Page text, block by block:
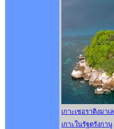
เกาะเชอราติงมาเ
เกาะในรัฐตรังกานู